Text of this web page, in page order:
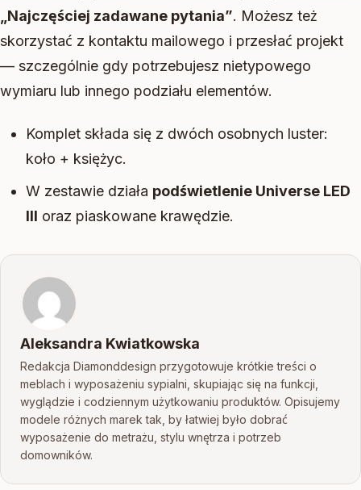
„Najczęściej zadawane pytania”. Możesz też
skorzystać z kontaktu mailowego i przesłać projekt
— szczególnie gdy potrzebujesz nietypowego
wymiaru lub innego podziału elementów.
Komplet składa się z dwóch osobnych luster:
koło + księżyc.
W zestawie działa podświetlenie Universe LED
III oraz piaskowane krawędzie.
Aleksandra Kwiatkowska
Redakcja Diamonddesign przygotowuje krótkie treści o
meblach i wyposażeniu sypialni, skupiając się na funkcji,
wyglądzie i codziennym użytkowaniu produktów. Opisujemy
modele różnych marek tak, by łatwiej było dobrać
wyposażenie do metrażu, stylu wnętrza i potrzeb
domowników.